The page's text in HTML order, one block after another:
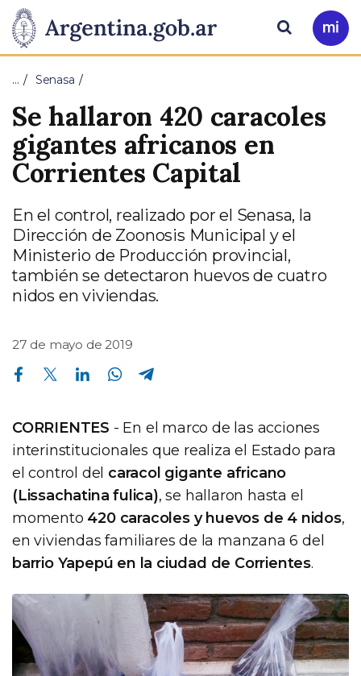
Presidencia
de
la
Nación
Pasar al contenido principal
Ir
a
Buscar
… Senasa
Se hallaron 420 caracoles
gigantes africanos en
Corrientes Capital
En el control, realizado por el Senasa, la
Dirección de Zoonosis Municipal y el
Ministerio de Producción provincial,
también se detectaron huevos de cuatro
nidos en viviendas.
27 de mayo de 2019
Compartir en Facebook Compartir en Twitter Compartir en Linkedin Compartir en Whatsapp
CORRIENTES - En el marco de las acciones
interinstitucionales que realiza el Estado para
el control del caracol gigante africano
(Lissachatina fulica), se hallaron hasta el
momento 420 caracoles y huevos de 4 nidos,
en viviendas familiares de la manzana 6 del
barrio Yapepú en la ciudad de Corrientes.